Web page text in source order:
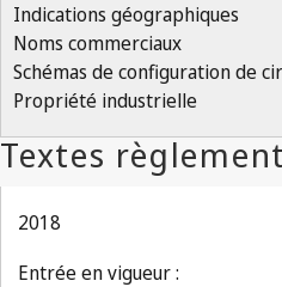
Indications géographiques
Noms commerciaux
Schémas de configuration de
Propriété industrielle
2018
Entrée en vigueur :